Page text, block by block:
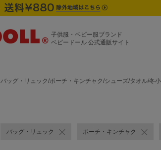
子供服・ベビー服ブランド
ベビードール 公式通販サイト
バッグ・リュック/ポーチ・キンチャク/シューズ/タオル/冬
バッグ・リュック ポーチ・キンチャク